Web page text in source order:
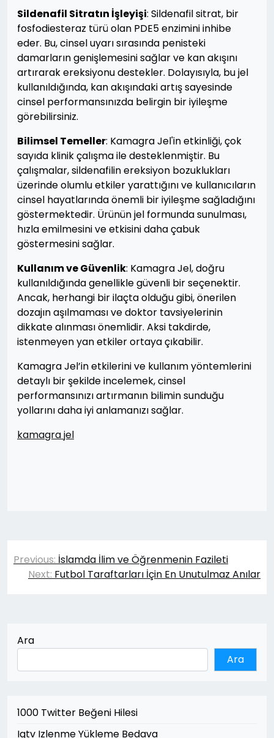
Sildenafil Sitratın İşleyişi: Sildenafil sitrat, bir
fosfodiesteraz türü olan PDE5 enzimini inhibe
eder. Bu, cinsel uyarı sırasında penisteki
damarların genişlemesini sağlar ve kan akışını
artırarak ereksiyonu destekler. Dolayısıyla, bu jel
kullanıldığında, kan akışındaki artış sayesinde
cinsel performansınızda belirgin bir iyileşme
görebilirsiniz.
Bilimsel Temeller: Kamagra Jel'in etkinliği, çok
sayıda klinik çalışma ile desteklenmiştir. Bu
çalışmalar, sildenafilin ereksiyon bozuklukları
üzerinde olumlu etkiler yarattığını ve kullanıcıların
cinsel hayatlarında önemli bir iyileşme sağladığını
göstermektedir. Ürünün jel formunda sunulması,
hızla emilmesini ve etkisini daha çabuk
göstermesini sağlar.
Kullanım ve Güvenlik: Kamagra Jel, doğru
kullanıldığında genellikle güvenli bir seçenektir.
Ancak, herhangi bir ilaçta olduğu gibi, önerilen
dozajın aşılmaması ve doktor tavsiyelerinin
dikkate alınması önemlidir. Aksi takdirde,
istenmeyen yan etkiler ortaya çıkabilir.
Kamagra Jel’in etkilerini ve kullanım yöntemlerini
detaylı bir şekilde incelemek, cinsel
performansınızı artırmanın bilimin sunduğu
yollarını daha iyi anlamanızı sağlar.
kamagra jel
Yazı
gezinmesi
Previous: İslamda İlim ve Öğrenmenin Fazileti
Next: Futbol Taraftarları İçin En Unutulmaz Anılar
Ara
Ara
1000 Twitter Beğeni Hilesi
Igtv Izlenme Yükleme Bedava